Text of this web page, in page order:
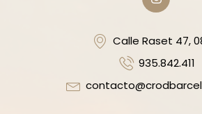
Calle Raset 47,
935.842.411